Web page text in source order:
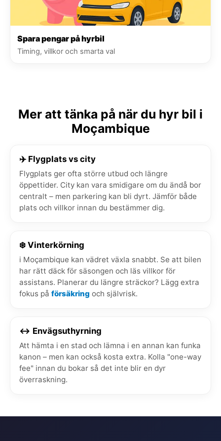
Spara pengar på hyrbil
Timing, villkor och smarta val
Mer att tänka på när du hyr bil i
Moçambique
✈️ Flygplats vs city
Flygplats ger ofta större utbud och längre
öppettider. City kan vara smidigare om du ändå bor
centralt – men parkering kan bli dyrt. Jämför både
plats och villkor innan du bestämmer dig.
❄️ Vinterkörning
i Moçambique kan vädret växla snabbt. Se att bilen
har rätt däck för säsongen och läs villkor för
assistans. Planerar du längre sträckor? Lägg extra
fokus på försäkring och självrisk.
↔️ Envägsuthyrning
Att hämta i en stad och lämna i en annan kan funka
kanon – men kan också kosta extra. Kolla "one-way
fee" innan du bokar så det inte blir en dyr
överraskning.